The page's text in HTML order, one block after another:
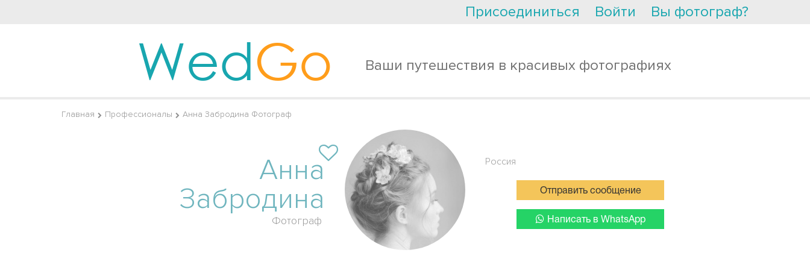
Присоединиться Войти Вы фотограф?
WedGo Ваши путешествия в красивых фотографиях
Главная Профессионалы Анна Забродина Фотограф
Анна
Забродина
Фотограф
Россия
Отправить сообщение
Написать в WhatsApp